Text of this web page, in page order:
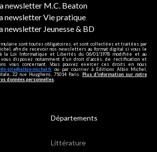
newsletter M.C. Beaton
newsletter Vie pratique
newsletter Jeunesse & BD
sont toutes obligatoires, et sont collectées et traitées par
afin de recevoir nos newsletters au format digital si vous le
la Loi Informatique et Libertés du 06/01/1978 modifiée et au
vous disposez notamment d'un droit d'accès, de rectification et
vous concernant. Vous pouvez exercer ces droits en nous
site@albin-michel.fr ou par courrier à Editions Albin Michel,
22 rue Huyghens, 75014 Paris. Plus d’information sur notre
données personnelles
Départements
Littérature